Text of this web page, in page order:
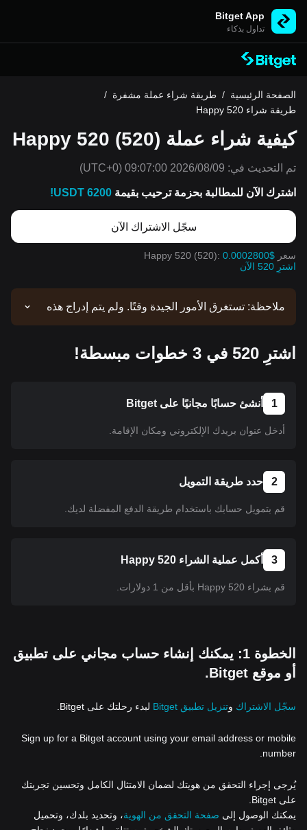
Bitget App
تداول بذكاء
الصفحة الرئيسية / طريقة شراء عملة مشفرة /
طريقة شراء Happy 520
كيفية شراء عملة Happy 520 (520)
تم التحديث في: 2026/08/09 09:07:00
(UTC+0)
اشترك الآن للمطالبة بحزمة ترحيب بقيمة 6200 USDT!
سجّل الاشتراك الآن
سعر Happy 520 (520): 0.0002800$
اشترِ 520 الآن
ملاحظة: تستغرق الأمور الجيدة وقتًا. ولم يتم إدراج هذه
منصة Bitget، يمكنك اتباع البرنامج التعليمي الخاص بنا
لشرائها. كما ينطبق البرنامج التعليمي نفسه على جميع
اشترِ 520 في 3 خطوات مبسطة!
1 أنشئ حسابًا مجانيًا على Bitget
أدخل عنوان بريدك الإلكتروني ومكان الإقامة.
2 حدد طريقة التمويل
قم بتمويل حسابك باستخدام طريقة الدفع المفضلة لديك.
3 أكمل عملية الشراء Happy 520
قم بشراء Happy 520 بأقل من 1 دولارات.
الخطوة 1: يمكنك إنشاء حساب مجاني على تطبيق
أو موقع Bitget.
سجّل الاشتراك وتنزيل تطبيق Bitget لبدء رحلتك على Bitget.
Sign up for a Bitget account using your email address or mobile
number.
يُرجى إجراء التحقق من هويتك لضمان الامتثال الكامل وتحسين تجربتك
على Bitget.
يمكنك الوصول إلى صفحة التحقق من الهوية، وتحديد بلدك، وتحميل